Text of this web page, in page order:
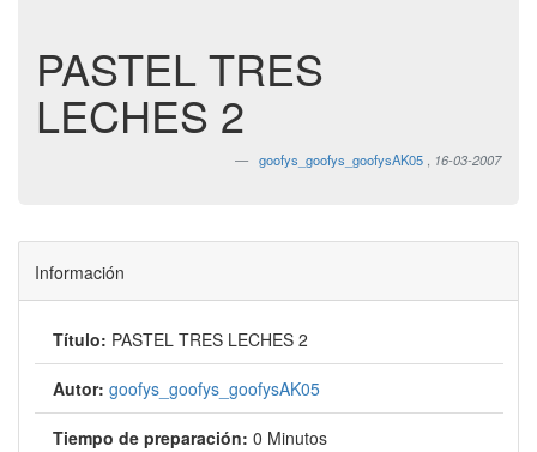
PASTEL TRES
LECHES 2
goofys_goofys_goofysAK05 16-03-2007
Información
Título: PASTEL TRES LECHES 2
Autor: goofys_goofys_goofysAK05
Tiempo de preparación: 0 Minutos